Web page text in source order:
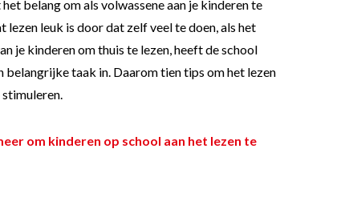
belang om als volwassene aan je kinderen te
lezen leuk is door dat zelf veel te doen, als het
je kinderen om thuis te lezen, heeft de school
belangrijke taak in. Daarom tien tips om het lezen
om kinderen op school aan het lezen te